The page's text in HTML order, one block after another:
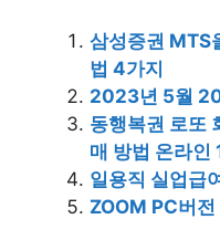
삼성증권 MTS
법 4가지
2023년 5월
동행복권 로또
매 방법 온라인
일용직 실업급
ZOOM PC버